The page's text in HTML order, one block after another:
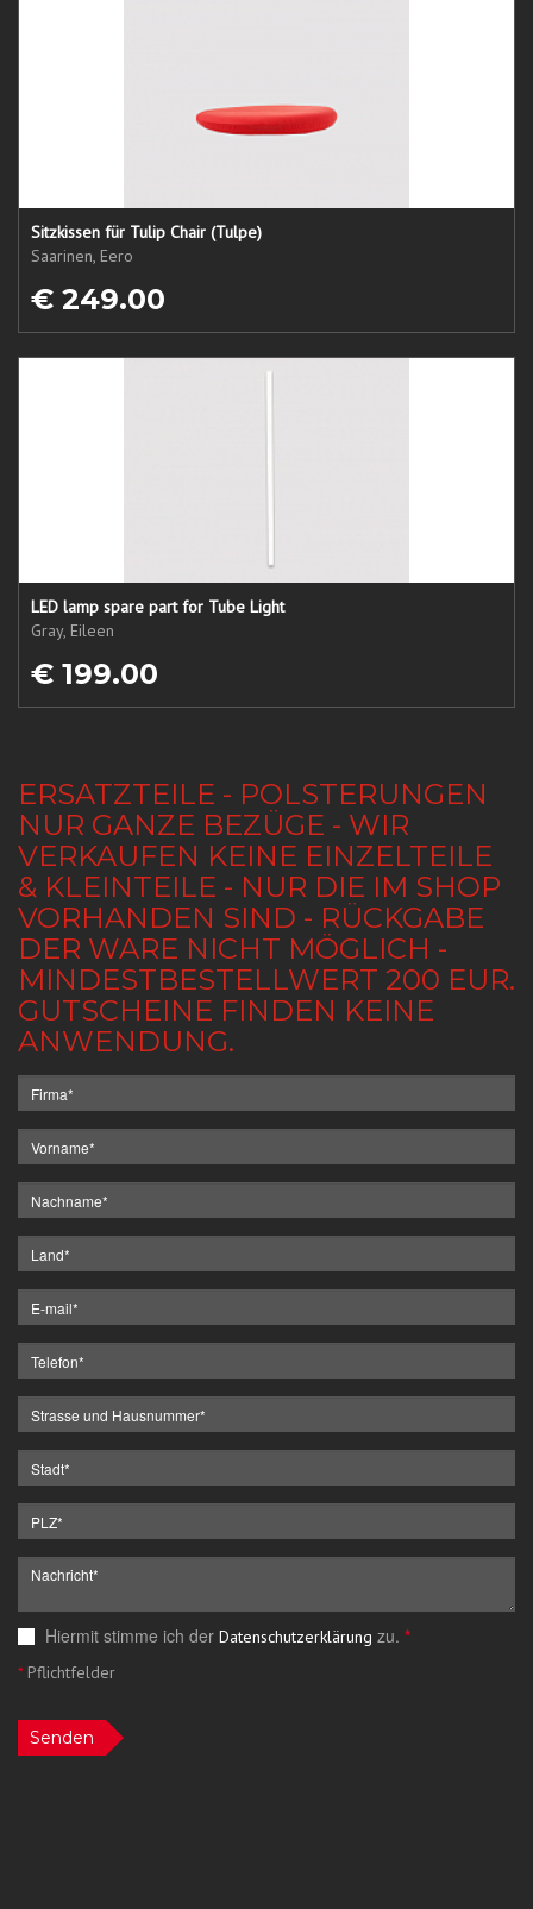
Sitzkissen für Tulip Chair (Tulpe)
Saarinen, Eero
€ 249.00
LED lamp spare part for Tube Light
Gray, Eileen
€ 199.00
ERSATZTEILE - POLSTERUNGEN
NUR GANZE BEZÜGE - WIR
VERKAUFEN KEINE EINZELTEILE
& KLEINTEILE - NUR DIE IM SHOP
VORHANDEN SIND - RÜCKGABE
DER WARE NICHT MÖGLICH -
MINDESTBESTELLWERT 200 EUR.
GUTSCHEINE FINDEN KEINE
ANWENDUNG.
Hiermit stimme ich der Datenschutzerklärung zu. *
*Pflichtfelder
Senden